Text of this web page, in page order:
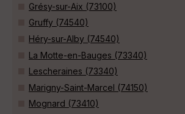
Grésy-sur-Aix (73100)
Gruffy (74540)
Héry-sur-Alby (74540)
La Motte-en-Bauges (73340)
Lescheraines (73340)
Marigny-Saint-Marcel (74150)
Mognard (73410)